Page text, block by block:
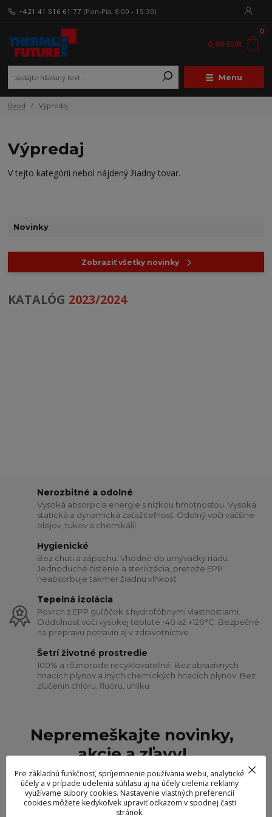
Menu
+421 41 516 61 77 (Pon-Pia, 8:00 - 15:30)
0
0,00 EUR
Úvod Výpredaj
Výpredaj
V tejto kategórii nebol nájdený žiadny tovar.
Novinky
Zobraziť všetky novinky
KATALÓG 2023/2024
Nerozbitné a odolné
Vysoká absorpcia energie s nízkou hmotnosťou. Vysoká
statická a dynamická zaťažiteľnosť. Odolný voči väčšine
olejov, tukov a chemikálií
Hygienické
Bez chuti a zápachu. Vhodné do umývačky riadu.
Jednoduché čistenie a sterilizácia, pretože EPP
neabsorbuje takmer žiadnu vlhkosť
Tepelná izolácia
Povrch z EPP guľôčok s hydrofóbnymi vlastnostiami.
Oddolnosť voči vysokej teplote -40 až +120°C. Bezpečné
na prepravu potravín aj v zdravotníctve
Šetrí životné prostredie
100% a rôznorode recyklovateľné. Bez abrazívnych
hnacích plynov a iných chemických hnacích plynov. Bez
zlúčenin chlóru, fluóru, uhlíku
Nepremeškajte novinky,
akcie a zľavy!
Môžete sa kedykoľvek odhlásiť. Zasielame len 1x mesačne.
Pre základnú funkčnosť, spríjemnenie používania webu, analytické
účely a v prípade udelenia súhlasu aj na účely cielenia reklamy
využívame súbory cookies. Nastavenie vlastných preferencií
cookies môžete kedykoľvek upraviť odkazom v spodnej časti
stránok.